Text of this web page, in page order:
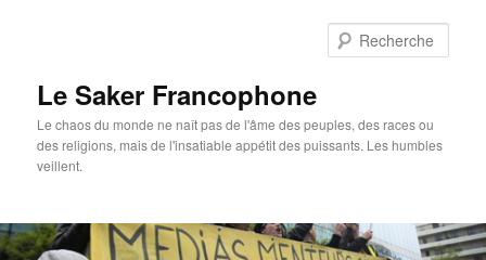
Le Saker Francophone
Le chaos du monde ne naît pas de l'âme des peuples, des races ou
des religions, mais de l'insatiable appétit des puissants. Les humbles
veillent.